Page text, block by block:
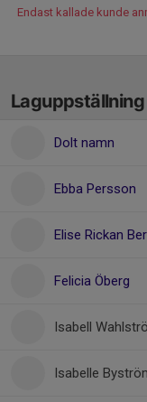
Endast kallade kunde
Laguppställning
Dolt namn
Ebba Persson
Elise Rickan
Felicia Öberg
Isabell
Isabelle